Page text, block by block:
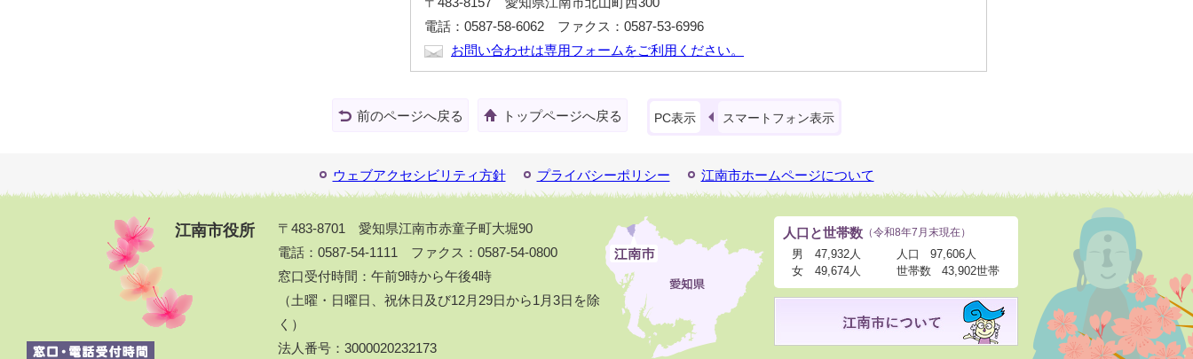
電話：0587-58-6062 ファクス：0587-53-6996
お問い合わせは専用フォームをご利用ください。
前のページへ戻る トップページへ戻る PC表示 スマートフォン表示
ウェブアクセシビリティ方針 プライバシーポリシー 江南市ホームページについて
江南市役所
〒483-8701 愛知県江南市赤童子町大堀90
電話：0587-54-1111 ファクス：0587-54-0800
窓口受付時間：午前9時から午後4時
（土曜・日曜日、祝休日及び12月29日から1月3日を除
く）
法人番号：3000020232173
人口と世帯数 （令和8年7月末現在）
男
47,932人
女
49,674人
人口
97,606人
世帯数
43,902世帯